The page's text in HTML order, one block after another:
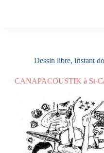
Dessin libre, Instant
CANAPACOUSTIK à St-